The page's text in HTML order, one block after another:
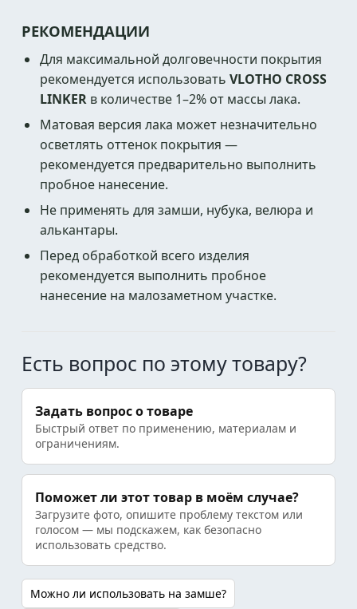
РЕКОМЕНДАЦИИ
Для максимальной долговечности покрытия
рекомендуется использоватьVLOTHO CROSS
LINKER в количестве 1–2% от массы лака.
Матовая версия лака может незначительно
осветлять оттенок покрытия —
рекомендуется предварительно выполнить
пробное нанесение.
Не применять для замши, нубука, велюра и
алькантары.
Перед обработкой всего изделия
рекомендуется выполнить пробное
нанесение на малозаметном участке.
Есть вопрос по этому товару?
Задать вопрос о товаре
Быстрый ответ по применению, материалам и
ограничениям.
Поможет ли этот товар в моём случае?
Загрузите фото, опишите проблему текстом или
голосом — мы подскажем, как безопасно
использовать средство.
Можно ли использовать на замше?